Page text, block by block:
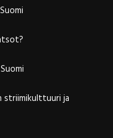
striimikulttuuri ja